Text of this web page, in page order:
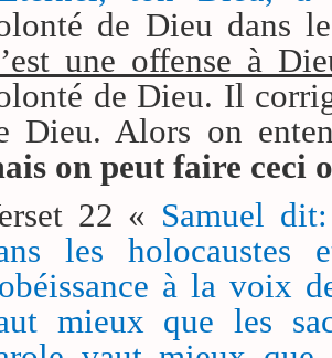
de Dieu dans
une offense à
de Dieu. Il
Dieu. Alors on
on peut faire ceci
22 « Samuel
les holocaustes
à la voix
mieux que les